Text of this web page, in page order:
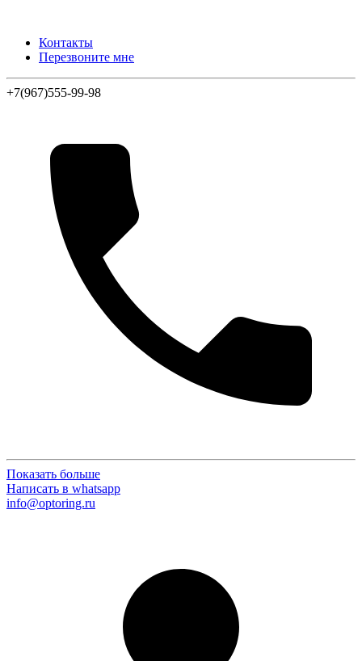
Контакты
Перезвоните мне
+7(967)555-99-98
Показать больше
Написать в whatsapp
info@optoring.ru